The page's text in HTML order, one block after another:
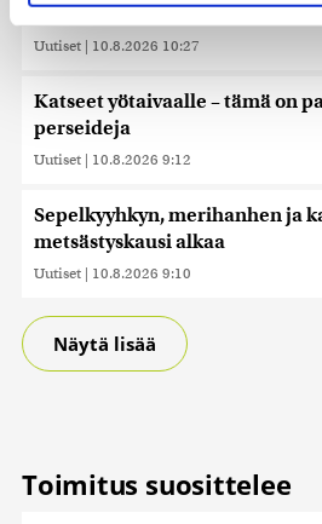
evästeilmoituksessa.
räätälöimiseen, sosiaalisen
tukemiseen ja kävijämäärämme
jaamme sosiaalisen median,
alan kumppaneillemme tietoja
tietoja muihin tietoihin, joita olet
kerätty, kun olet käyttänyt heidän
saatetaan myös siirtää ulkomaille.
epäillään kolmesta rikoksesta
Uutiset | 10.8.2026 10:27
Katseet yötaivaalle – tämä on
perseideja
Uutiset | 10.8.2026 9:12
Sepelkyyhkyn, merihanhen ja
metsästyskausi alkaa
Uutiset | 10.8.2026 9:10
Näytä lisää
Toimitus suosittelee